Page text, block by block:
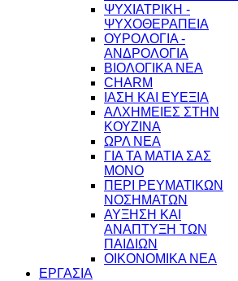
ΨΥΧΙΑΤΡΙΚΗ -
ΨΥΧΟΘΕΡΑΠΕΙΑ
ΟΥΡΟΛΟΓΙΑ -
ΑΝΔΡΟΛΟΓΙΑ
ΒΙΟΛΟΓΙΚΑ ΝΕΑ
CHARM
ΙΑΣΗ ΚΑΙ ΕΥΕΞΙΑ
ΑΛΧΗΜΕΙΕΣ ΣΤΗΝ
ΚΟΥΖΙΝΑ
ΩΡΛ ΝEA
ΓΙΑ ΤΑ ΜΑΤΙΑ ΣΑΣ
ΜΟΝΟ
ΠΕΡΙ ΡΕΥΜΑΤΙΚΩΝ
ΝΟΣΗΜΑΤΩΝ
ΑΥΞΗΣΗ ΚΑΙ
ΑΝΑΠΤΥΞΗ ΤΩΝ
ΠΑΙΔΙΩΝ
ΟΙΚΟΝΟΜΙΚΑ ΝΕΑ
ΕΡΓΑΣΙΑ